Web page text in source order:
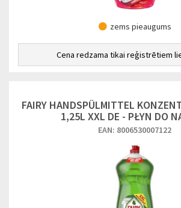
zems pieaugums
Cena redzama tikai reģistrētiem
FAIRY HANDSPÜLMITTEL
1,25L XXL DE - PŁYN DO
EAN: 8006530007122